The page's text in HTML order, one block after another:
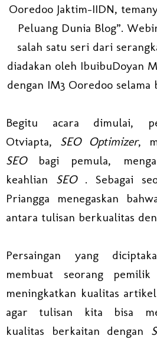
Ooredoo Jaktim-IIDN,
Peluang Dunia Blog”.
salah satu seri dari
diadakan oleh IbuibuDoyan
dengan IM3 Ooredoo
Begitu acara dimulai,
Otviapta, SEO Optimizer,
SEObagi pemula,
keahlian SEO. Sebagai
Priangga menegaskan
antara tulisan berkualitas
Persaingan yang
membuat seorang
meningkatkan kualitas
agar tulisan kita bisa
kualitas berkaitan dengan